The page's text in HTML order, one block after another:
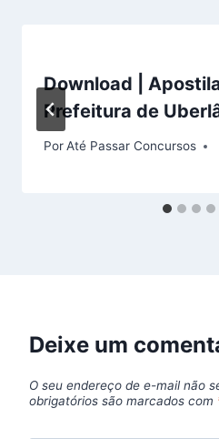
Download |
Prefeitura de
PorAté Passar Concursos
Deixe um
O seu endereço de e-mail não
obrigatórios são marcados com